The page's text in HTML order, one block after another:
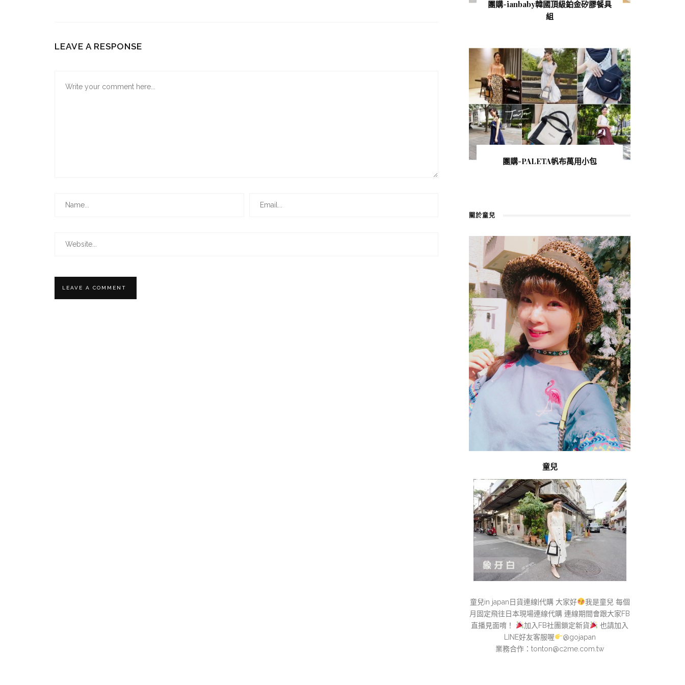
LEAVE A RESPONSE
團購-ianbaby韓國頂級鉑金矽膠餐具
組
團購-PALETA帆布萬用小包
關於童兒
童兒
童兒in japan日貨連線|代購 大家好
我是童兒 每個
月固定飛往日本現場連線代購 連線期間會跟大家FB
直播見面唷！
加入FB社團鎖定新貨
也請加入
LINE好友客服喔
@gojapan
業務合作：tonton@c2me.com.tw